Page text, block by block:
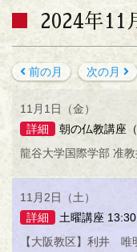
2024年11
前の月 次の月
11月1日（金）
詳細
朝の仏教講座
龍谷大学国際学部
11月2日（土）
詳細
土曜講座 13:30
【大阪教区】利井